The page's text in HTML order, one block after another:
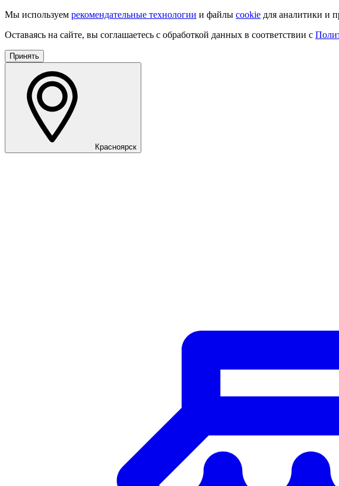
Мы используем рекомендательные технологии и файлы cookie для аналитики и
Оставаясь на сайте, вы соглашаетесь с обработкой данных в соответствии с
Принять
Красноярск